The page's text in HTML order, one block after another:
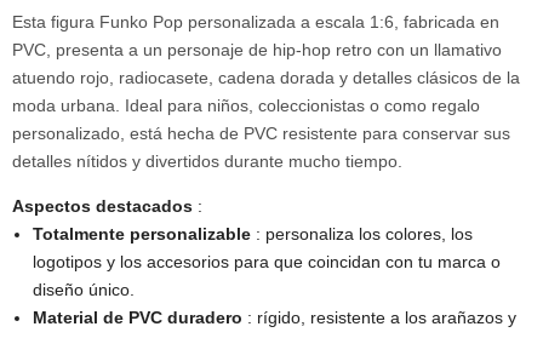
Esta figura Funko Pop personalizada a escala 1:6, fabricada en
PVC, presenta a un personaje de hip-hop retro con un llamativo
atuendo rojo, radiocasete, cadena dorada y detalles clásicos de la
moda urbana. Ideal para niños, coleccionistas o como regalo
personalizado, está hecha de PVC resistente para conservar sus
detalles nítidos y divertidos durante mucho tiempo.
Aspectos destacados :
Totalmente personalizable: personaliza los colores, los
logotipos y los accesorios para que coincidan con tu marca o
diseño único.
Material de PVC duradero : rígido, resistente a los arañazos y